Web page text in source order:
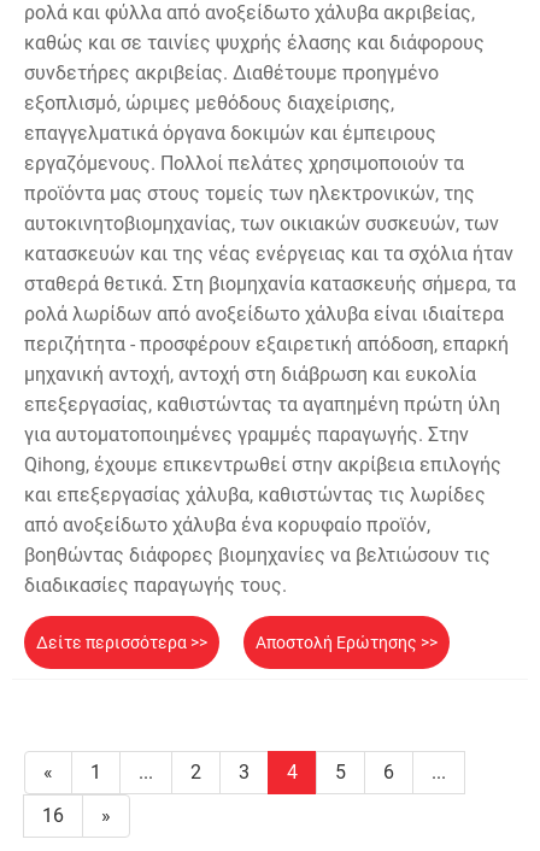
ρολά και φύλλα από ανοξείδωτο χάλυβα ακριβείας,
καθώς και σε ταινίες ψυχρής έλασης και διάφορους
συνδετήρες ακριβείας. Διαθέτουμε προηγμένο
εξοπλισμό, ώριμες μεθόδους διαχείρισης,
επαγγελματικά όργανα δοκιμών και έμπειρους
εργαζόμενους. Πολλοί πελάτες χρησιμοποιούν τα
προϊόντα μας στους τομείς των ηλεκτρονικών, της
αυτοκινητοβιομηχανίας, των οικιακών συσκευών, των
κατασκευών και της νέας ενέργειας και τα σχόλια ήταν
σταθερά θετικά. Στη βιομηχανία κατασκευής σήμερα, τα
ρολά λωρίδων από ανοξείδωτο χάλυβα είναι ιδιαίτερα
περιζήτητα - προσφέρουν εξαιρετική απόδοση, επαρκή
μηχανική αντοχή, αντοχή στη διάβρωση και ευκολία
επεξεργασίας, καθιστώντας τα αγαπημένη πρώτη ύλη
για αυτοματοποιημένες γραμμές παραγωγής. Στην
Qihong, έχουμε επικεντρωθεί στην ακρίβεια επιλογής
και επεξεργασίας χάλυβα, καθιστώντας τις λωρίδες
από ανοξείδωτο χάλυβα ένα κορυφαίο προϊόν,
βοηθώντας διάφορες βιομηχανίες να βελτιώσουν τις
διαδικασίες παραγωγής τους.
Δείτε περισσότερα >> Αποστολή Ερώτησης >>
« 1 ... 2 3 4 5 6
...
16
»